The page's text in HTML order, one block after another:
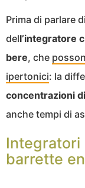
Prima di parlare
dell’integratore
bere, che
ipertonici: la
concentrazioni
anche tempi di
Integratori
barrette